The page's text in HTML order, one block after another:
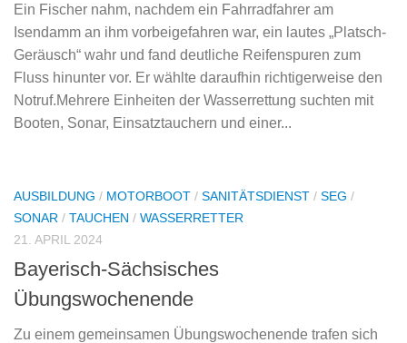
Ein Fischer nahm, nachdem ein Fahrradfahrer am
Isendamm an ihm vorbeigefahren war, ein lautes „Platsch-
Geräusch“ wahr und fand deutliche Reifenspuren zum
Fluss hinunter vor. Er wählte daraufhin richtigerweise den
Notruf.Mehrere Einheiten der Wasserrettung suchten mit
Booten, Sonar, Einsatztauchern und einer...
AUSBILDUNG / MOTORBOOT / SANITÄTSDIENST / SEG /
SONAR / TAUCHEN / WASSERRETTER
21. APRIL 2024
Bayerisch-Sächsisches
Übungswochenende
Zu einem gemeinsamen Übungswochenende trafen sich